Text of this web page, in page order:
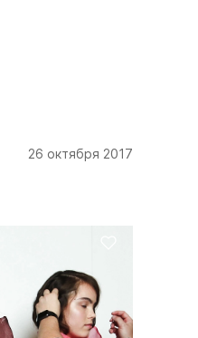
26 октября 2017